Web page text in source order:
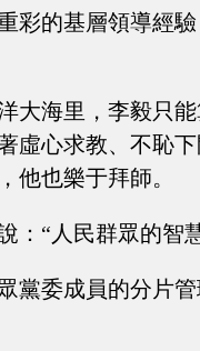
彩的基層領導經
大海里，李毅只
虛心求教、不恥
他也樂于拜師。
：“人民群眾的智
黨委成員的分片